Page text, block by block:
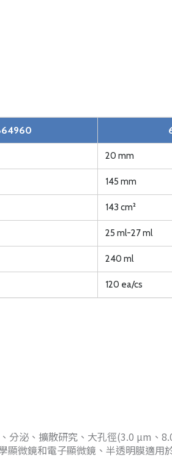
20 mm
145 mm
143 cm²
25 ml-27 ml
240 ml
120 ea/cs
分泌、擴散研究、大孔徑(3.0 µm、
顯微鏡和電子顯微鏡、半透明膜適用